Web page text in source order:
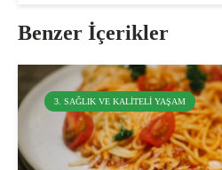
Benzer İçerikler
3. SAĞLIK VE KALITELI YAŞAM